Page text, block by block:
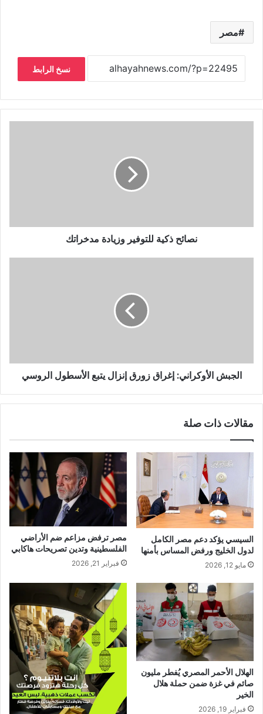
مصر
نسخ الرابط
نصائح ذكية للتوفير وزيادة مدخراتك
الجبش الأوكراني: إغراق زورق إنزال يتبع الأسطول الروسي
مقالات ذات صلة
السيسي يؤكد دعم مصر الكامل
لدول الخليج ورفض المساس بأمنها
مايو 12, 2026
مصر ترفض مزاعم ضم الأراضي
الفلسطينية وتدين تصريحات هاكابي
فبراير 21, 2026
الهلال الأحمر المصري يُفطر مليون
صائم في غزة ضمن حملة هلال
الخير
فبراير 19, 2026